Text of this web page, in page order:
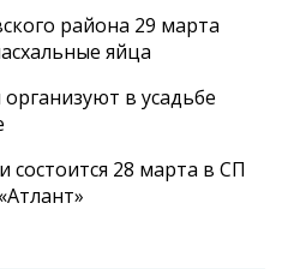
района 29 марта
яйца
в усадьбе
состоится 28 марта в СП